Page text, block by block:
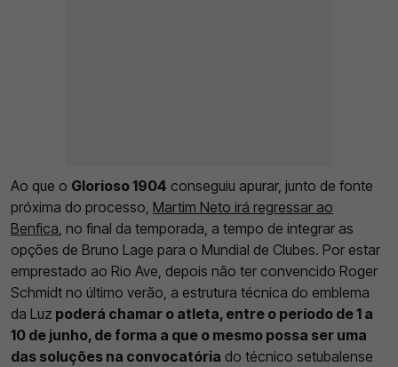
Ao que o Glorioso 1904 conseguiu apurar, junto de fonte
próxima do processo, Martim Neto irá regressar ao
Benfica, no final da temporada, a tempo de integrar as
opções de Bruno Lage para o Mundial de Clubes. Por estar
emprestado ao Rio Ave, depois não ter convencido Roger
Schmidt no último verão, a estrutura técnica do emblema
da Luz poderá chamar o atleta, entre o período de 1 a
10 de junho, de forma a que o mesmo possa ser uma
das soluções na convocatória do técnico setubalense